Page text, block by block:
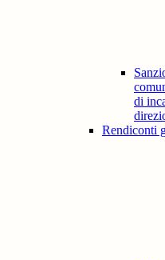
di
Rendiconti